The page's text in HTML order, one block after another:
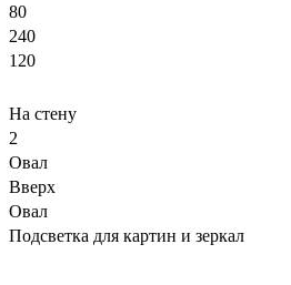
80
240
120
На стену
2
Овал
Вверх
Овал
Подсветка для картин и зеркал